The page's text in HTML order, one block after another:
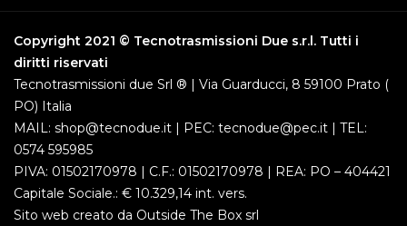
Copyright 2021 © Tecnotrasmissioni Due s.r.l. Tutti i
diritti riservati
Tecnotrasmissioni due Srl ® | Via Guarducci, 8 59100 Prato (
PO) Italia
MAIL: shop@tecnodue.it | PEC: tecnodue@pec.it | TEL:
0574 595985
PIVA: 01502170978 | C.F.: 01502170978 | REA: PO – 404421
Capitale Sociale.: € 10.329,14 int. vers.
Sito web creato da Outside The Box srl